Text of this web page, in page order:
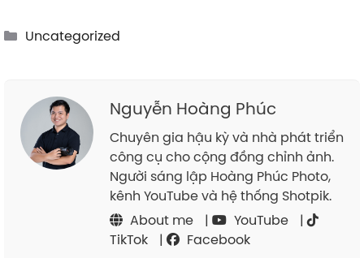
Categories
Uncategorized
Nguyễn Hoàng Phúc
Chuyên gia hậu kỳ và nhà phát triển
công cụ cho cộng đồng chỉnh ảnh.
Người sáng lập Hoàng Phúc Photo,
kênh YouTube và hệ thống Shotpik.
About me
| YouTube
|
TikTok
| Facebook